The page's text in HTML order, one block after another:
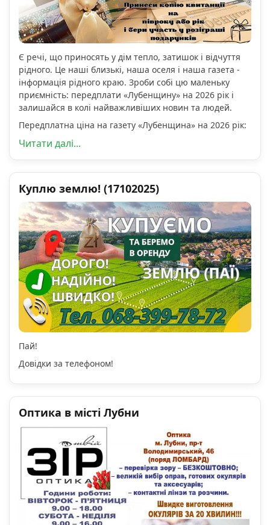
Є речі, що приносять у дім тепло, затишок і відчуття
рідного. Це наші близькі, наша оселя і наша газета -
інформація рідного краю. Зроби собі цю маленьку
приємність: передплати «Лубенщину» на 2026 рік і
залишайся в колі найважливіших новин та людей.
Передплатна ціна на газету «Лубенщина» на 2026 рік:
Читати далі...
Куплю землю! (17102025)
Пай!
Довідки за телефоном!
Оптика в місті Лубни